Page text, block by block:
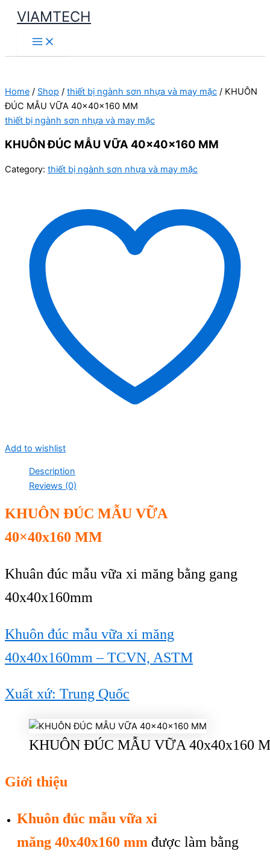
Skip
content
VIAMTECH
Main
Menu
Home / Shop / thiết bị ngành sơn nhựa và may mặc / KHUÔN
ĐÚC MẪU VỮA 40x40x160 MM
thiết bị ngành sơn nhựa và may mặc
KHUÔN ĐÚC MẪU VỮA 40x40x160 MM
Category: thiết bị ngành sơn nhựa và may mặc
Add to wishlist
Description
Reviews (0)
KHUÔN ĐÚC MẪU VỮA
40×40x160 MM
Khuân đúc mẫu vữa xi măng bằng gang
40x40x160mm
Khuôn đúc mẫu vữa xi măng
40x40x160mm – TCVN, ASTM
Xuất xứ: Trung Quốc
KHUÔN ĐÚC MẪU VỮA 40x40x160
Giới thiệu
Khuôn đúc mẫu vữa xi
măng 40x40x160 mm được làm bằng